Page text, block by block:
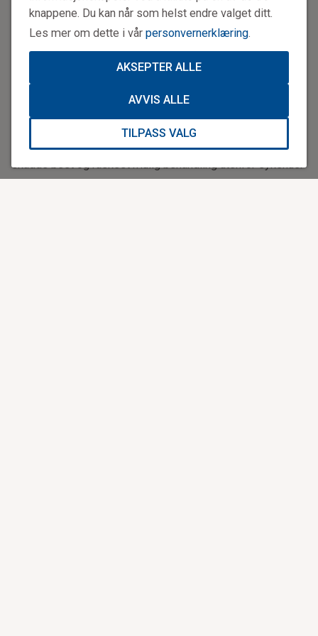
knappene. Du kan når som helst endre valget ditt.
Les mer om dette i vår personvernerklæring.
AKSEPTER ALLE
AVVIS ALLE
TILPASS VALG
mannskapene over en treukersperiode sommerstid, for å
finne ut av graden søvnighet varierer. Deretter skal hun se
på om det er noen forskjeller på søvn hos mannskapene
Luftambulansetjenesten i Norge er organisert og betalt av
helseforetakene, som har 1,2 mrd. i årlige utgifter til
luftambulansetjenester. På toppen av dette bidrar
Stiftelsen Norsk Luftambulanse hvert år med 200 millioner
kroner til forskning og utvikling for å gi akutt syke og
skadde best og raskest mulig behandling utenfor sykehus.